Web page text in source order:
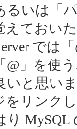
るいは「
えておい
では
@」を使
いと思い
をリンク
り